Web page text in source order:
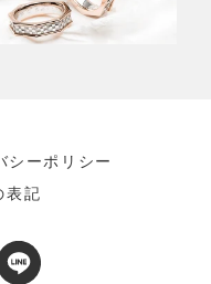
シーポリシー
表記